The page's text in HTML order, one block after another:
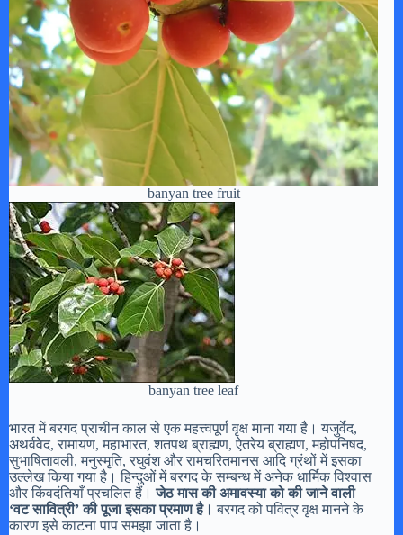
banyan tree fruit
banyan tree leaf
भारत में बरगद प्राचीन काल से एक महत्त्वपूर्ण वृक्ष माना गया है। यजुर्वेद,
अथर्ववेद, रामायण, महाभारत, शतपथ ब्राह्मण, ऐतरेय ब्राह्मण, महोपनिषद,
सुभाषितावली, मनुस्मृति, रघुवंश और रामचरितमानस आदि ग्रंथों में इसका
उल्लेख किया गया है। हिन्दुओं में बरगद के सम्बन्ध में अनेक धार्मिक विश्वास
और किंवदंतियाँ प्रचलित हैं।जेठ मास की अमावस्या को की जाने वाली
‘वट सावित्री’ की पूजा इसका प्रमाण है। बरगद को पवित्र वृक्ष मानने के
कारण इसे काटना पाप समझा जाता है।